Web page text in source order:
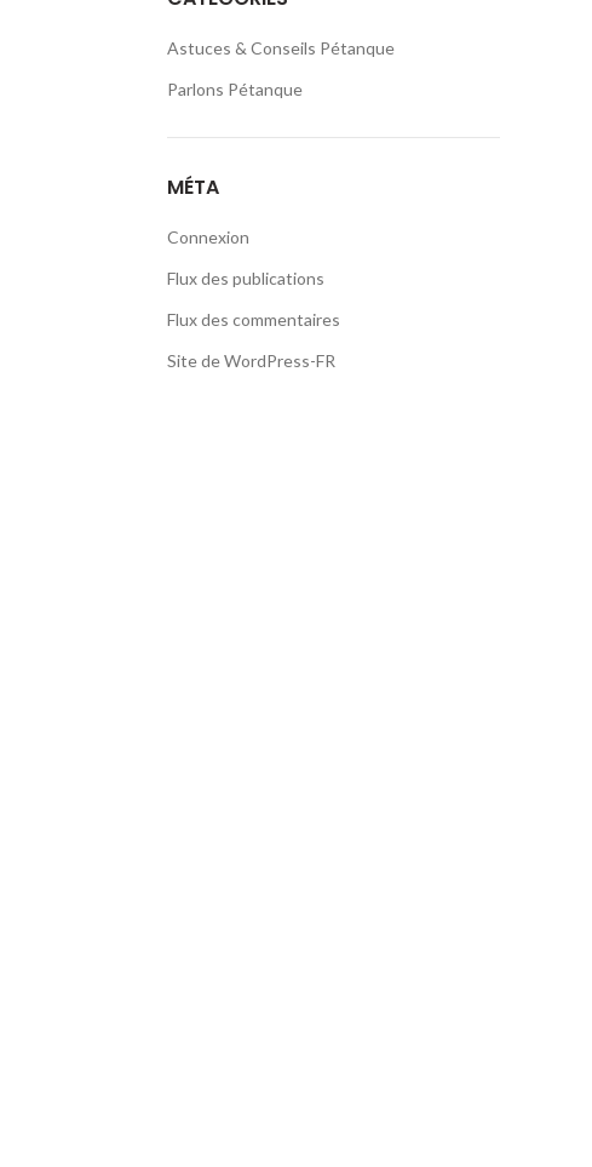
Astuces & Conseils Pétanque
Parlons Pétanque
MÉTA
Connexion
Flux des publications
Flux des commentaires
Site de WordPress-FR